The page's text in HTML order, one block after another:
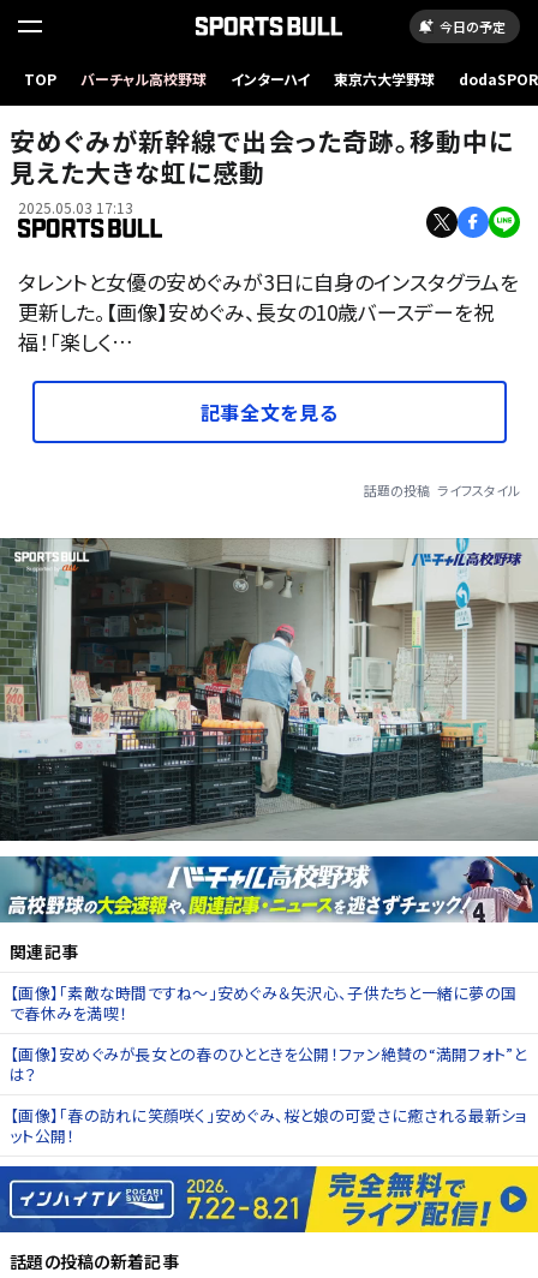
今日の予定
TOP バーチャル高校野球 インターハイ 東京六大学野球
安めぐみが新幹線で出会った奇跡。移動中に
見えた大きな虹に感動
2025.05.03 17:13
タレントと女優の安めぐみが3日に自身のインスタグラムを
更新した。【画像】安めぐみ、長女の10歳バースデーを祝
福！「楽しく…
記事全文を見る
話題の投稿 ライフスタイル
関連記事
【画像】「素敵な時間ですね〜」安めぐみ＆矢沢心、子供たちと一緒に夢の国
で春休みを満喫！
【画像】安めぐみが長女との春のひとときを公開！ファン絶賛の“満開フォト”と
は？
【画像】「春の訪れに笑顔咲く」安めぐみ、桜と娘の可愛さに癒される最新ショ
ット公開！
話題の投稿の新着記事